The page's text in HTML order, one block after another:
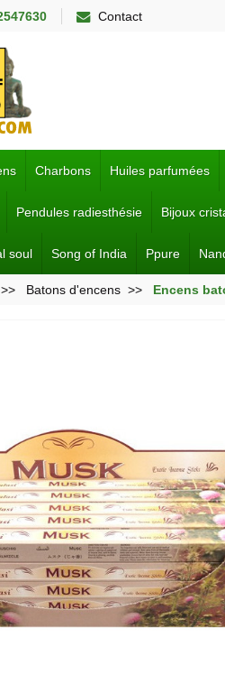
Contact
Charbons Huiles parfumées
Pendules radiesthésie Bijoux
soul Song of India Ppure
Batons d'encens Encens